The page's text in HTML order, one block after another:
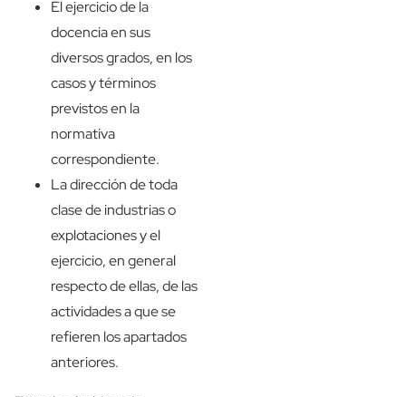
El ejercicio de la
docencia en sus
diversos grados, en los
casos y términos
previstos en la
normativa
correspondiente.
La dirección de toda
clase de industrias o
explotaciones y el
ejercicio, en general
respecto de ellas, de las
actividades a que se
refieren los apartados
anteriores.